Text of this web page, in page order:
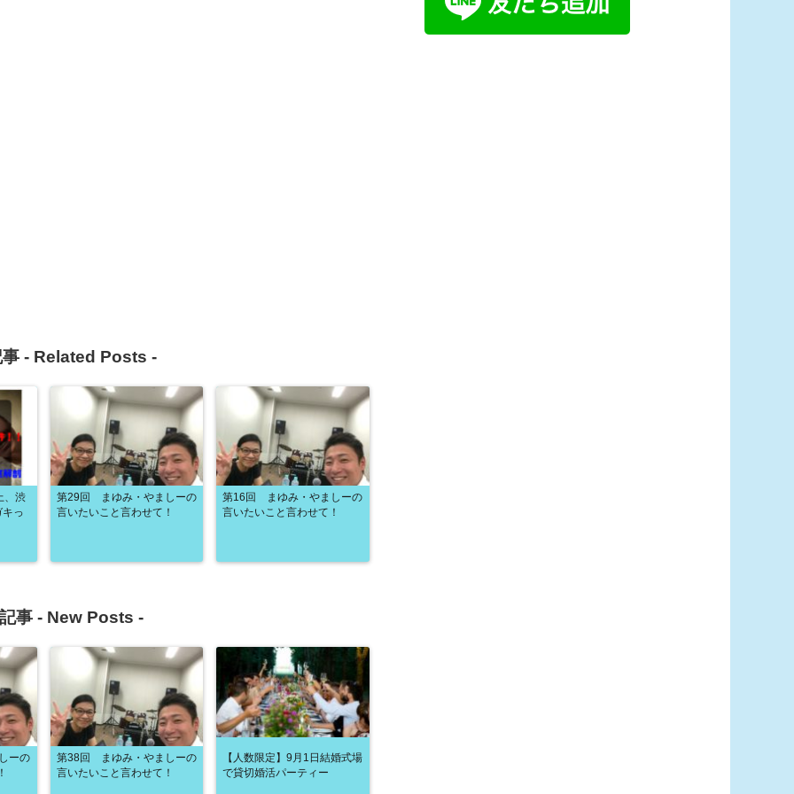
- Related Posts -
、渋
っ
第29回 まゆみ・やましーの
言いたいこと言わせて！
第16回 まゆみ・やましーの
言いたいこと言わせて！
事 - New Posts -
ーの
第38回 まゆみ・やましーの
言いたいこと言わせて！
【人数限定】9月1日結婚式場
で貸切婚活パーティー